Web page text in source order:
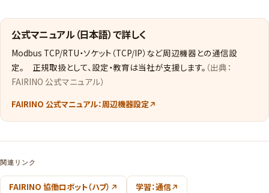
公式マニュアル（日本語）で詳しく
Modbus TCP/RTU・ソケット（TCP/IP）など周辺機器との通信設
定。 正規取扱として、設定・教育は当社が支援します。 （出典：
FAIRINO 公式マニュアル）
FAIRINO 公式マニュアル：周辺機器設定
関連リンク
FAIRINO 協働ロボット（ハブ）
学習：通信